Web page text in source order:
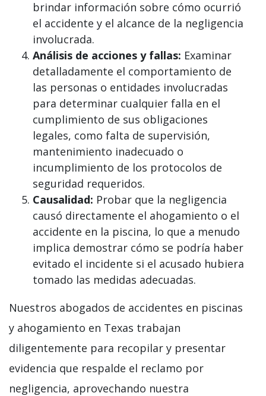
brindar información sobre cómo ocurrió
el accidente y el alcance de la negligencia
involucrada.
Análisis de acciones y fallas: Examinar
detalladamente el comportamiento de
las personas o entidades involucradas
para determinar cualquier falla en el
cumplimiento de sus obligaciones
legales, como falta de supervisión,
mantenimiento inadecuado o
incumplimiento de los protocolos de
seguridad requeridos.
Causalidad: Probar que la negligencia
causó directamente el ahogamiento o el
accidente en la piscina, lo que a menudo
implica demostrar cómo se podría haber
evitado el incidente si el acusado hubiera
tomado las medidas adecuadas.
Nuestros abogados de accidentes en piscinas
y ahogamiento en Texas trabajan
diligentemente para recopilar y presentar
evidencia que respalde el reclamo por
negligencia, aprovechando nuestra